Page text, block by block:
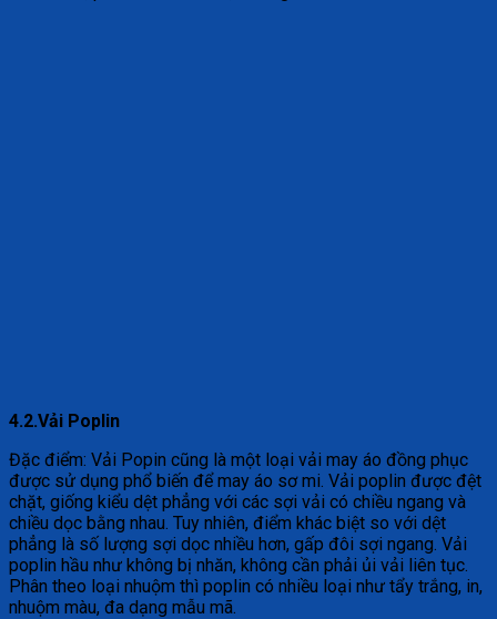
4.2.Vải Poplin
Đặc điểm: Vải Popin cũng là một loại vải may áo đồng phục
được sử dụng phổ biến để may áo sơ mi. Vải poplin được đệt
chặt, giống kiểu dệt phẳng với các sợi vải có chiều ngang và
chiều dọc bằng nhau. Tuy nhiên, điểm khác biệt so với dệt
phẳng là số lượng sợi dọc nhiều hơn, gấp đôi sợi ngang. Vải
poplin hầu như không bị nhăn, không cần phải ủi vải liên tục.
Phân theo loại nhuộm thì poplin có nhiều loại như tẩy trắng, in,
nhuộm màu, đa dạng mẫu mã.